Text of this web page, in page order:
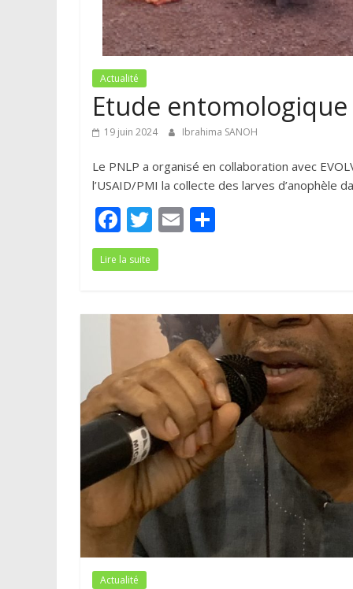
Actualité
Etude entomologique
19 juin 2024 Ibrahima SANOH
Le PNLP a organisé en collaboration avec
l’USAID/PMI la collecte des larves d’anophèle
F
ac
e
o
k
T
w
itt
E
er
Lire la suite
Actualité